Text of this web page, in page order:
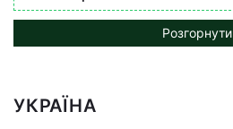
Розгорнути
УКРАЇНА